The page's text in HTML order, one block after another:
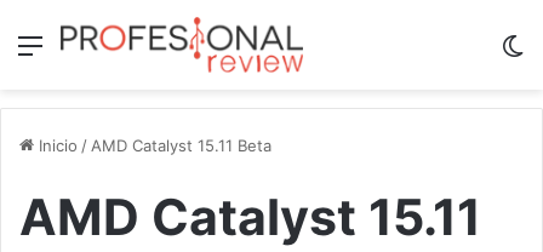
Menú
Inicio /AMD Catalyst 15.11 Beta
AMD Catalyst 15.11